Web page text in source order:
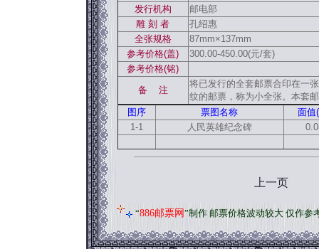
发行机构
邮电部
雕 刻 者
孔绍惠
全张规格
87mm×137mm
参考价格(盖)
300.00-450.00(元/套)
参考价格(铭)
备 注
将已发行的全套邮票合印在一
纹的邮票，称为小全张。本套
图序
票图名称
面值
1-1
人民英雄纪念碑
上一页
“886邮票网 ”制作 邮票价格波动较大 仅作参